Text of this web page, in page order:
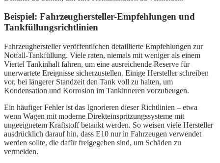
Beispiel: Fahrzeughersteller-Empfehlungen und
Tankfüllungsrichtlinien
Fahrzeughersteller veröffentlichen detaillierte Empfehlungen zur
Notfall-Tankfüllung. Viele raten, niemals mit weniger als einem
Viertel Tankinhalt fahren, um eine ausreichende Reserve für
unerwartete Ereignisse sicherzustellen. Einige Hersteller schreiben
vor, bei längerer Standzeit den Tank voll zu halten, um
Kondensation und Korrosion im Tankinneren vorzubeugen.
Ein häufiger Fehler ist das Ignorieren dieser Richtlinien – etwa
wenn Wagen mit moderne Direkteinspritzungssysteme mit
ungeeignetem Kraftstoff betankt werden. So weisen viele Hersteller
ausdrücklich darauf hin, dass E10 nur in Fahrzeugen verwendet
werden sollte, die dafür freigegeben sind, um Schäden zu
vermeiden.